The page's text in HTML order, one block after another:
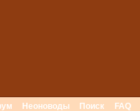
Неоноводы Поиск FAQ